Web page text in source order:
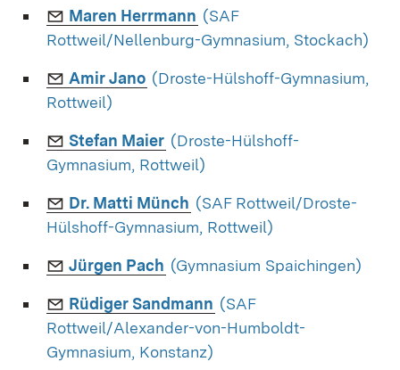
E-Mail:
Maren Herrmann (Öffnet in neuem Fenster)
(SAF
Rottweil/Nellenburg-Gymnasium, Stockach)
E-Mail:
Amir Jano (Öffnet in neuem Fenster)
(Droste-Hülshoff-Gymnasium,
Rottweil)
E-Mail:
Stefan Maier (Öffnet in neuem Fenster)
(Droste-Hülshoff-
Gymnasium, Rottweil)
E-Mail:
Dr. Matti Münch (Öffnet in neuem Fenster)
(SAF Rottweil/Droste-
Hülshoff-Gymnasium, Rottweil)
E-Mail:
Jürgen Pach (Öffnet in neuem Fenster)
(Gymnasium Spaichingen)
E-Mail:
Rüdiger Sandmann (Öffnet in neuem
(SAF
Rottweil/Alexander-von-Humboldt-
Gymnasium, Konstanz)